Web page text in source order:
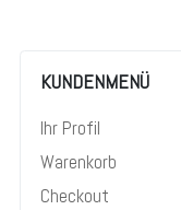
KUNDENMENÜ
Ihr Profil
Warenkorb
Checkout